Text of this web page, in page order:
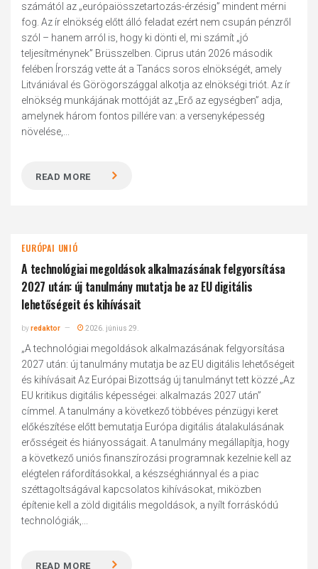
számától az „európaiösszetartozás-érzésig” mindent mérni
fog. Az ír elnökség előtt álló feladat ezért nem csupán pénzről
szól – hanem arról is, hogy ki dönti el, mi számít „jó
teljesítménynek” Brüsszelben. Ciprus után 2026 második
felében Írország vette át a Tanács soros elnökségét, amely
Litvániával és Görögországgal alkotja az elnökségi triót. Az ír
elnökség munkájának mottóját az „Erő az egységben” adja,
amelynek három fontos pillére van: a versenyképesség
növelése,...
READ MORE
EURÓPAI UNIÓ
A technológiai megoldások alkalmazásának felgyorsítása
2027 után: új tanulmány mutatja be az EU digitális
lehetőségeit és kihívásait
byredaktor 2026. június 29.
„A technológiai megoldások alkalmazásának felgyorsítása
2027 után: új tanulmány mutatja be az EU digitális lehetőségeit
és kihívásait Az Európai Bizottság új tanulmányt tett közzé „Az
EU kritikus digitális képességei: alkalmazás 2027 után”
címmel. A tanulmány a következő többéves pénzügyi keret
előkészítése előtt bemutatja Európa digitális átalakulásának
erősségeit és hiányosságait. A tanulmány megállapítja, hogy
a következő uniós finanszírozási programnak kezelnie kell az
elégtelen ráfordításokkal, a készséghiánnyal és a piac
széttagoltságával kapcsolatos kihívásokat, miközben
építenie kell a zöld digitális megoldások, a nyílt forráskódú
technológiák,...
READ MORE